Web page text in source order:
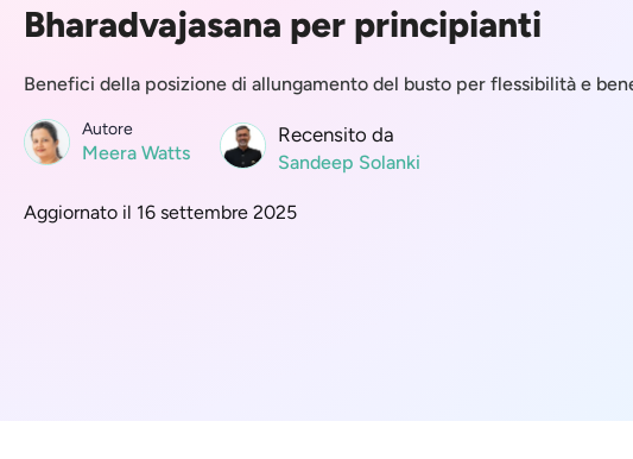
Bharadvajasana per principianti
Benefici della posizione di allungamento del busto per flessibilità e
Autore
Meera Watts
Recensito da
Sandeep Solanki
Aggiornato il 16 settembre 2025